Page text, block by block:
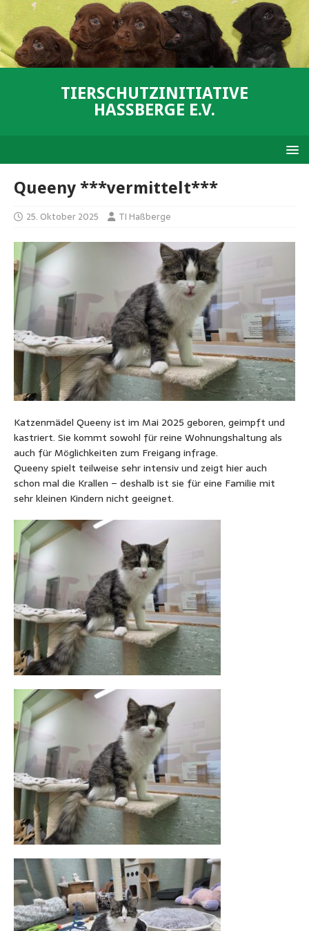
TIERSCHUTZINITIATIVE
HASSBERGE E.V.
Queeny ***vermittelt***
25. Oktober 2025 TI Haßberge
Katzenmädel Queeny ist im Mai 2025 geboren, geimpft und
kastriert. Sie kommt sowohl für reine Wohnungshaltung als
auch für Möglichkeiten zum Freigang infrage.
Queeny spielt teilweise sehr intensiv und zeigt hier auch
schon mal die Krallen – deshalb ist sie für eine Familie mit
sehr kleinen Kindern nicht geeignet.